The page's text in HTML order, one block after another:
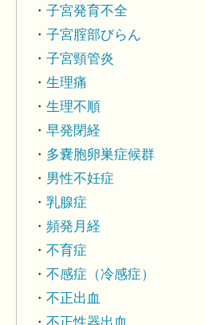
子宮発育不全
子宮腟部びらん
子宮頸管炎
生理痛
生理不順
早発閉経
多嚢胞卵巣症候群
男性不妊症
乳腺症
頻発月経
不育症
不感症（冷感症）
不正出血